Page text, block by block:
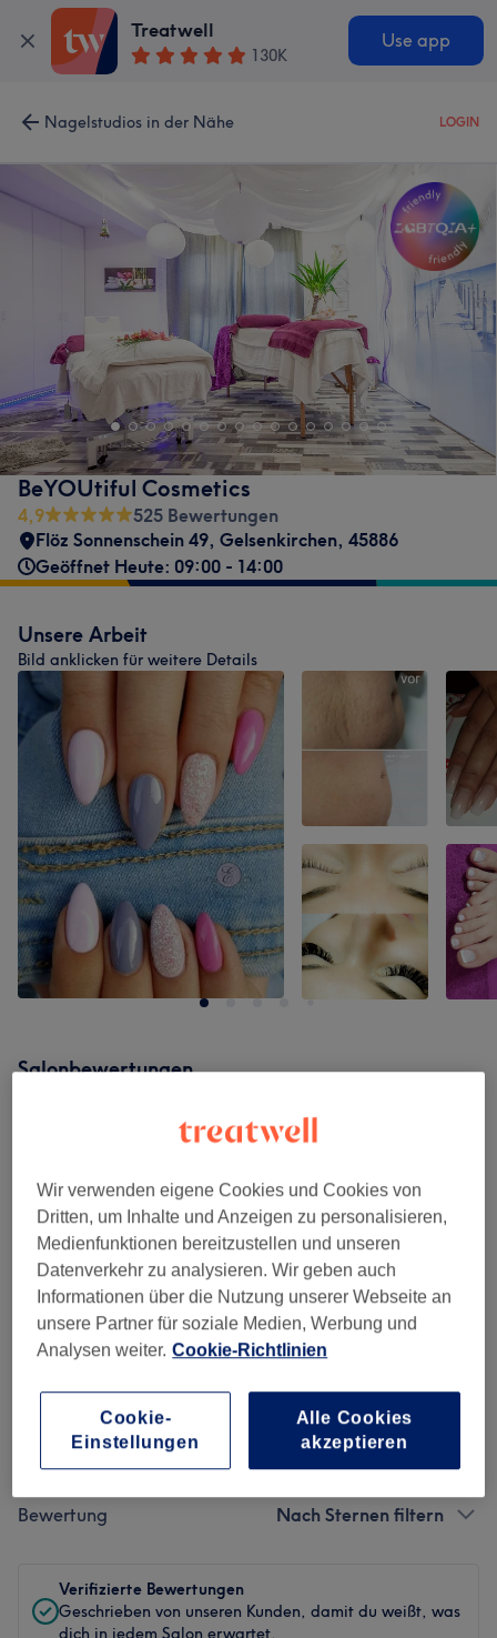
Treatwell
130K
Use app
Nagelstudios in der Nähe LOGIN
BeYOUtiful Cosmetics
4,9
525 Bewertungen
Flöz Sonnenschein 49, Gelsenkirchen, 45886
Geöffnet Heute: 09:00 - 14:00
Unsere Arbeit
Bild anklicken für weitere Details
Salonbewertungen
4,9 525 Bewertungen
Ambiente
Sauberkeit
Service
Bewertungen filtern
Bewertung Nach Sternen filtern
Verifizierte Bewertungen
Geschrieben von unseren Kunden, damit du weißt, was
dich in jedem Salon erwartet.
Wir verwenden eigene Cookies und Cookies von
Dritten, um Inhalte und Anzeigen zu personalisieren,
Medienfunktionen bereitzustellen und unseren
Datenverkehr zu analysieren. Wir geben auch
Informationen über die Nutzung unserer Webseite an
unsere Partner für soziale Medien, Werbung und
Analysen weiter. Cookie-Richtlinien
Cookie-
Einstellungen
Alle Cookies
akzeptieren